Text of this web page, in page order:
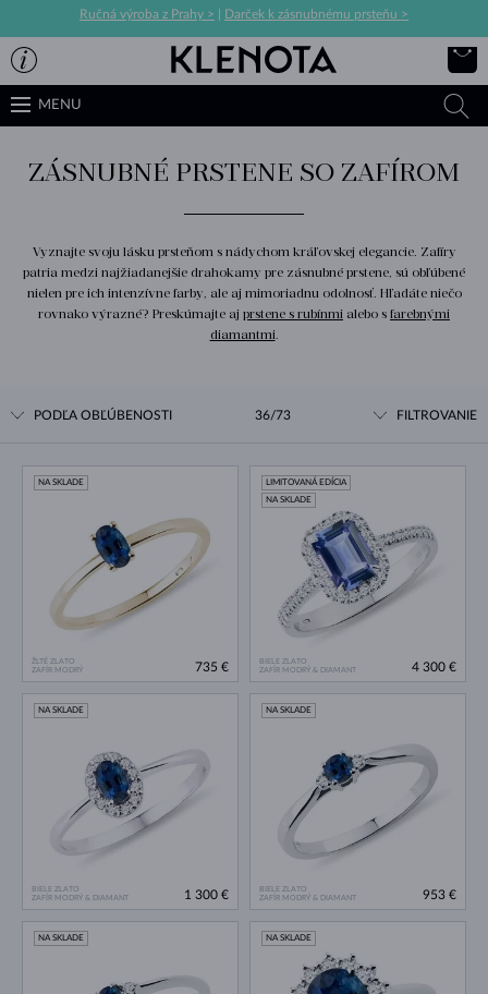
Ručná výroba z Prahy > Darček k zásnubnému prsteňu >
MENU
ZÁSNUBNÉ PRSTENE SO ZAFÍROM
Vyznajte svoju lásku prsteňom s nádychom kráľovskej elegancie. Zafíry
patria medzi najžiadanejšie drahokamy pre zásnubné prstene, sú obľúbené
nielen pre ich intenzívne farby, ale aj mimoriadnu odolnosť. Hľadáte niečo
rovnako výrazné? Preskúmajte aj prstene s rubínmi alebo s farebnými
diamantmi.
PODĽA OBĽÚBENOSTI 36/73 FILTROVANIE
ŽLTÉ ZLATO
ZAFÍR MODRÝ
NA SKLADE
735 €
BIELE ZLATO
ZAFÍR MODRÝ & DIAMANT
LIMITOVANÁ EDÍCIA
NA SKLADE
4 300 €
BIELE ZLATO
ZAFÍR MODRÝ & DIAMANT
NA SKLADE
1 300 €
BIELE ZLATO
ZAFÍR MODRÝ & DIAMANT
NA SKLADE
953 €
NA SKLADE NA SKLADE